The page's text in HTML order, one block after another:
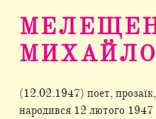
(12.02.1947) поет,
народився 12 лютого 1947